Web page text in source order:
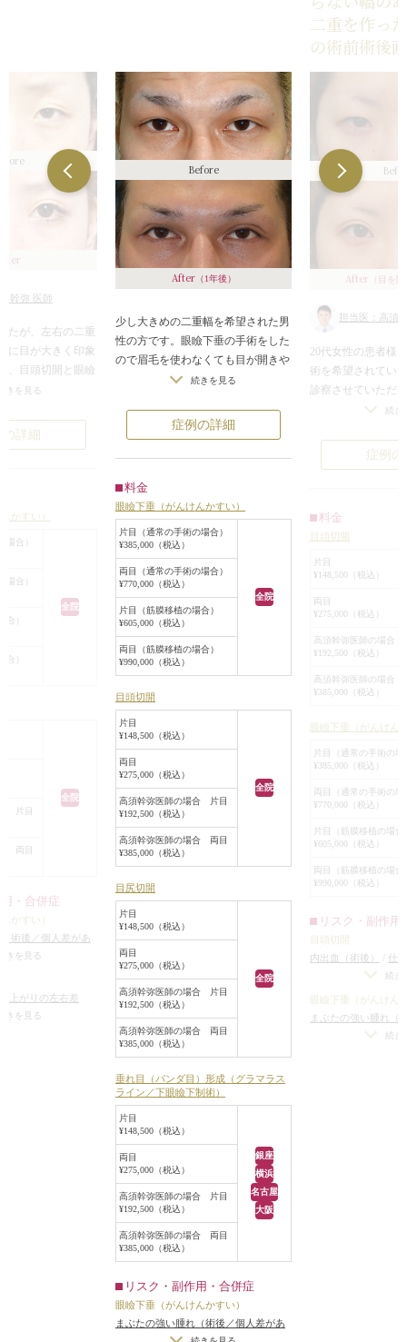
幹弥 医師
たが、左右の二重
に目が大きく印象
、目頭切開と眼瞼
、目の横幅を広
目もとが、手術に
た目もとに。
きを見る
詳細
かすい）
場合）
全院
場合）
合）
合）
全院
片目
両目
・合併症
かすい）
術後／個人差があ
術後）/
きを見る
仕上がりの左右差
る場合）
きを見る
Before
After（1年後）
少し大きめの二重幅を希望された男
性の方です。眼瞼下垂の手術をした
ので眉毛を使わなくても目が開きや
すくなり、額のシワがなくなってい
垂れ目形成により少し目を大きく見
せています。
続きを見る
症例の詳細
料金
眼瞼下垂（がんけんかすい）
片目（通常の手術の場合）
¥385,000（税込）
全院
両目（通常の手術の場合）
¥770,000（税込）
片目（筋膜移植の場合）
¥605,000（税込）
両目（筋膜移植の場合）
¥990,000（税込）
目頭切開
片目
¥148,500（税込）
全院
両目
¥275,000（税込）
高須幹弥医師の場合 片目
¥192,500（税込）
高須幹弥医師の場合 両目
¥385,000（税込）
目尻切開
片目
¥148,500（税込）
全院
両目
¥275,000（税込）
高須幹弥医師の場合 片目
¥192,500（税込）
高須幹弥医師の場合 両目
¥385,000（税込）
垂れ目（パンダ目）形成（グラマラス
ライン／下眼瞼下制術）
片目
¥148,500（税込）
銀座
横浜
名古屋
大阪
両目
¥275,000（税込）
高須幹弥医師の場合 片目
¥192,500（税込）
高須幹弥医師の場合 両目
¥385,000（税込）
リスク・副作用・合併症
眼瞼下垂（がんけんかすい）
まぶたの強い腫れ（術後／個人差があ
二重を作っ
の術前術後
After （目を
担当医：高須
20代女性の患者様
術を希望されてい
診察させていただ
側にわずかに幅が
また、目の横幅が
古襞があり、目と
奥二重のようにな
重の幅が見えるく
にしたい」という
この患者様のまぶ
ラインを引いても
らないくらいの幅
二重のラインの下
え際に被さり、そ
割合が少なくなっ
そのため、二重ま
に眼瞼下垂手術を
の挙筋腱膜の前転
ました。
また、目を内側に
広げるためと、綺
作る目的で、目頭
なりました。
眼瞼下垂手術をす
内脂肪を切除しま
せん。
目頭切開はZ法に
1.5mmずつ内側に
法）のようにパン
うな丸い目頭では
下気味に尖った感
うにしました。
続き
症例
料金
目頭切開
片目
¥148,500（税込）
両目
¥275,000（税込）
高須幹弥医師の場合
¥192,500（税込）
高須幹弥医師の場合
¥385,000（税込）
眼瞼下垂（がんけん
片目（通常の手術の場
¥385,000（税込）
両目（通常の手術の場
¥770,000（税込）
片目（筋膜移植の場合
¥605,000（税込）
両目（筋膜移植の場合
¥990,000（税込）
リスク・副作用
目頭切開
内出血（術後）
仕
（片目ずつ手術をす
の理想の形にならな
続き
眼瞼下垂（がんけん
まぶたの強い腫れ（
内出血（
続き